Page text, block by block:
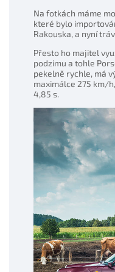
Na fotkách máme
které bylo
Rakouska, a nyní
Přesto ho majitel
podzimu a tohle
pekelně rychle, má
maximálce 275 km/
4,85 s.